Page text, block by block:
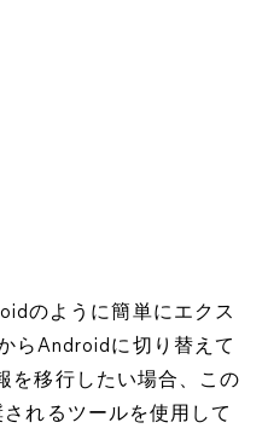
のように簡単にエクス
らAndroidに切り替えて
を移行したい場合、この
れるツールを使用して